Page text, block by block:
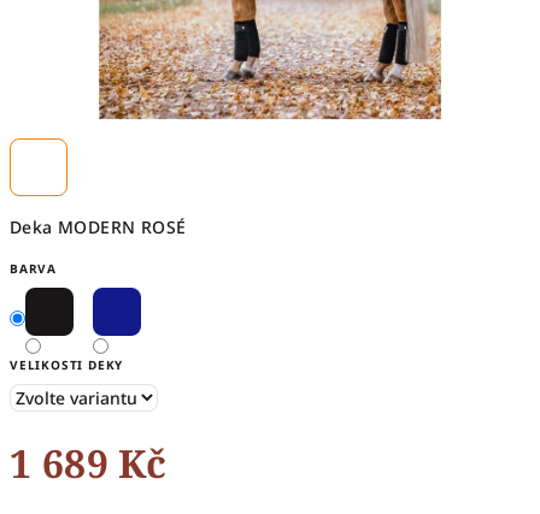
Deka MODERN ROSÉ
BARVA
VELIKOSTI DEKY
1 689 Kč